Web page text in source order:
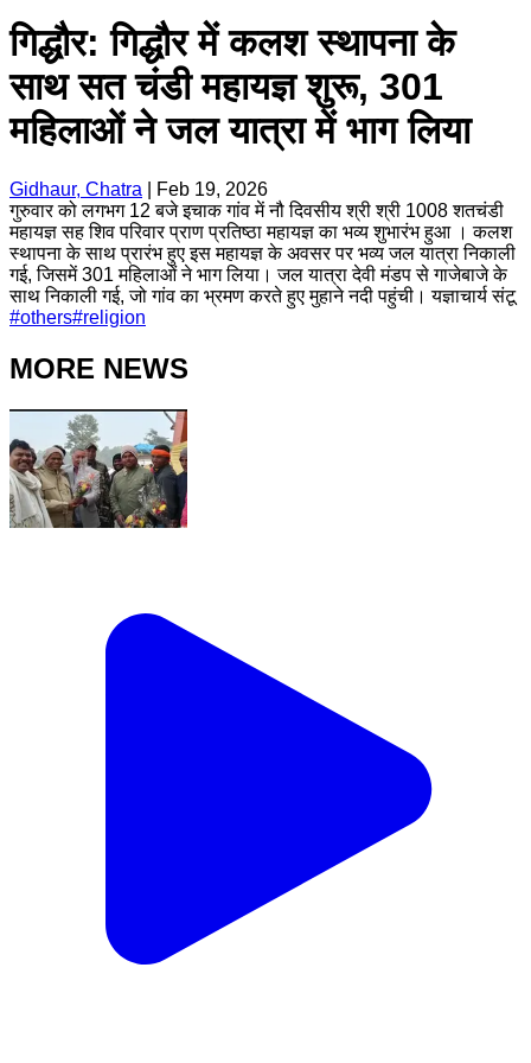
गिद्धौर: गिद्धौर में कलश स्थापना के
साथ सत चंडी महायज्ञ शुरू, 301
महिलाओं ने जल यात्रा में भाग लिया
Gidhaur, Chatra
Feb 19, 2026
गुरुवार को लगभग 12 बजे इचाक गांव में नौ दिवसीय श्री श्री 1008 शतचंडी
महायज्ञ सह शिव परिवार प्राण प्रतिष्ठा महायज्ञ का भव्य शुभारंभ हुआ । कलश
स्थापना के साथ प्रारंभ हुए इस महायज्ञ के अवसर पर भव्य जल यात्रा निकाली
गई, जिसमें 301 महिलाओं ने भाग लिया। जल यात्रा देवी मंडप से गाजेबाजे के
साथ निकाली गई, जो गांव का भ्रमण करते हुए मुहाने नदी पहुंची। यज्ञाचार्य संटू
#others#religion
MORE NEWS